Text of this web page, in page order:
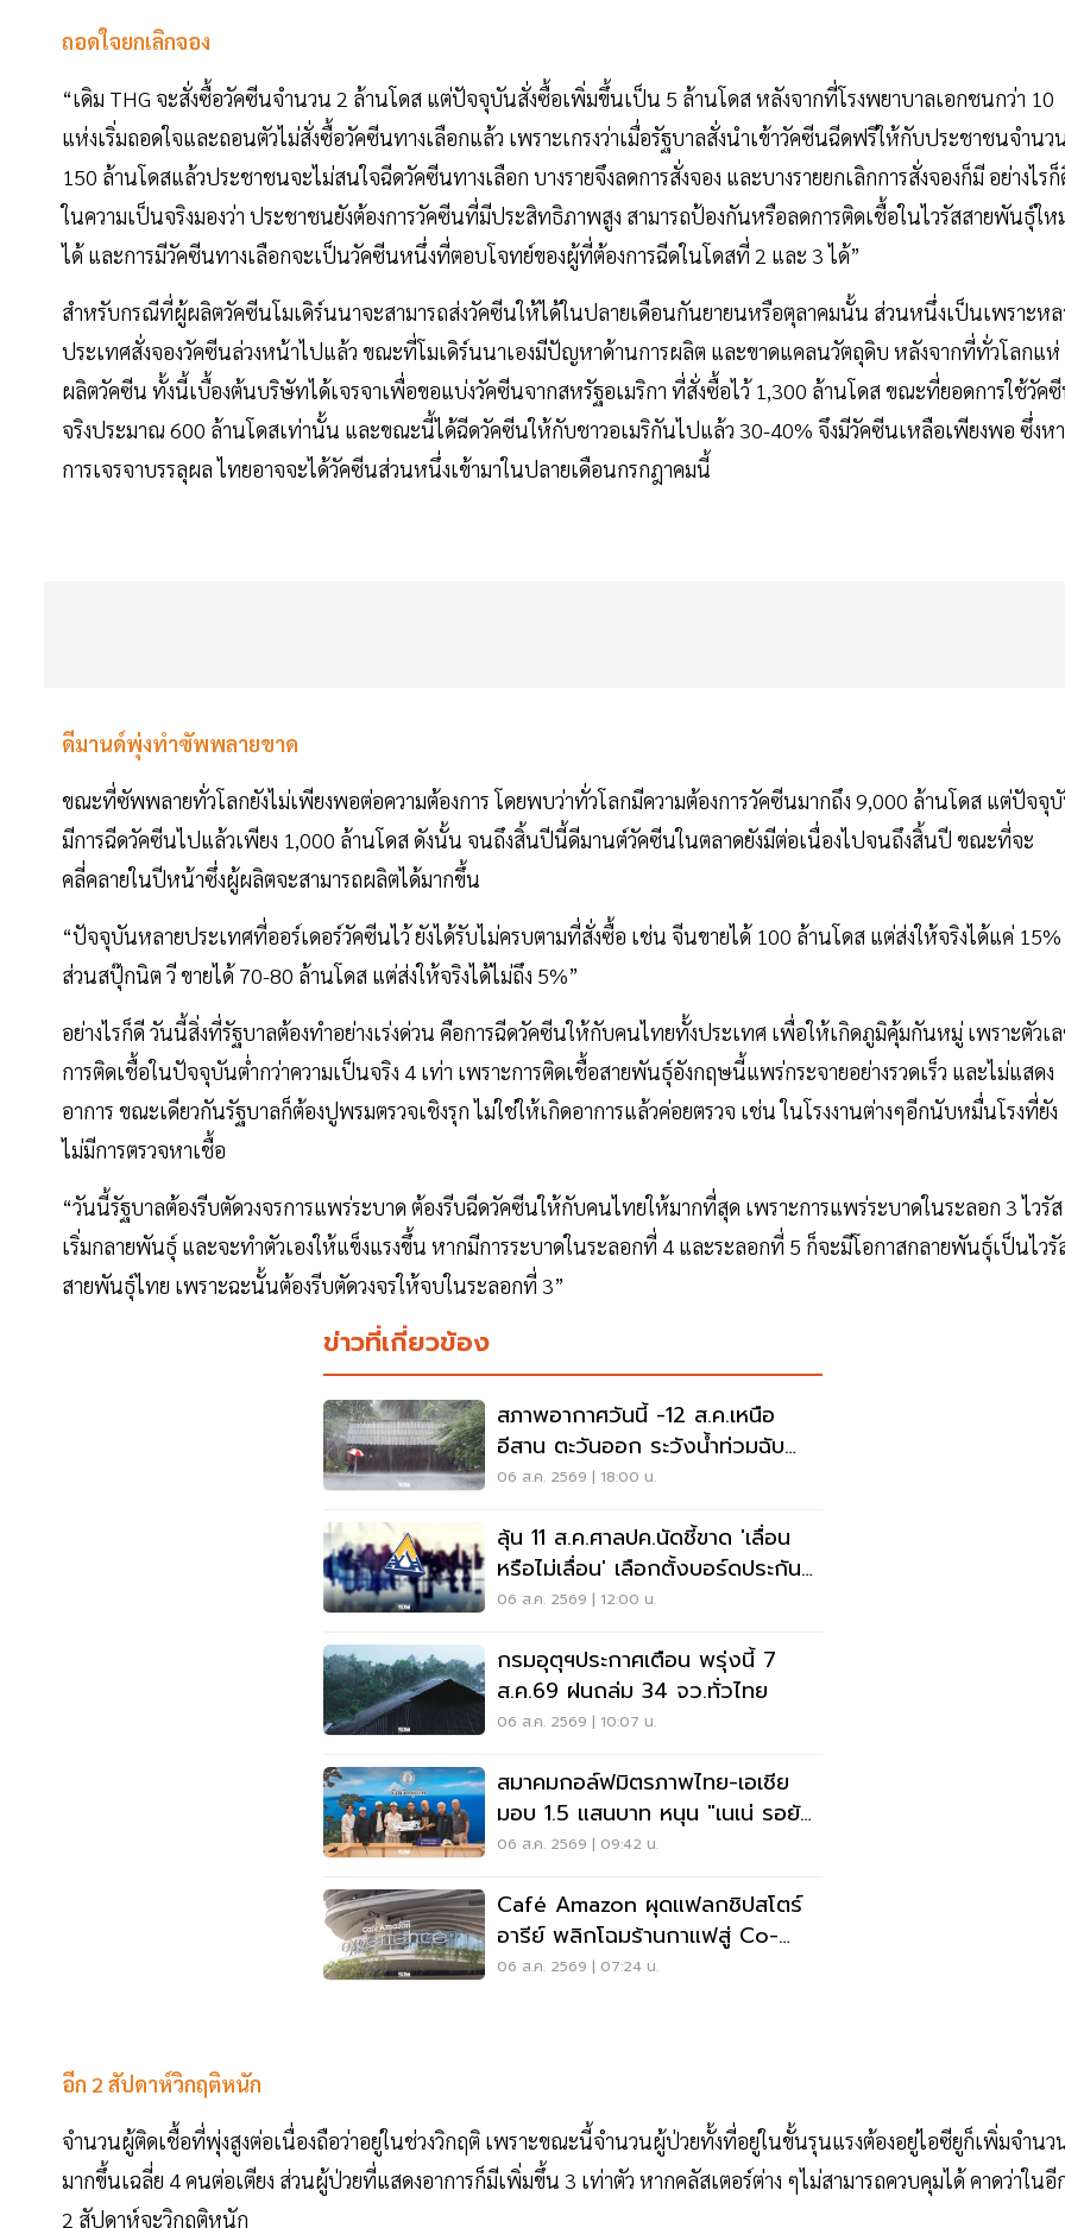
ถอดใจยกเลิกจอง
“เดิม THG จะสั่งซื้อวัคซีนจำนวน 2 ล้านโดส แต่ปัจจุบันสั่งซื้อเพิ่มขึ้นเป็น 5 ล้านโดส หลังจากที่โรงพยาบาลเอกชนกว่า 10
แห่งเริ่มถอดใจและถอนตัวไม่สั่งซื้อวัคซีนทางเลือกแล้ว เพราะเกรงว่าเมื่อรัฐบาลสั่งนำเข้าวัคซีนฉีดฟรีให้กับประชาชนจำนว
150 ล้านโดสแล้วประชาชนจะไม่สนใจฉีดวัคซีนทางเลือก บางรายจึงลดการสั่งจอง และบางรายยกเลิกการสั่งจองก็มี อย่างไร
ในความเป็นจริงมองว่า ประชาชนยังต้องการวัคซีนที่มีประสิทธิภาพสูง สามารถป้องกันหรือลดการติดเชื้อในไวรัสสายพันธุ์ให
ได้ และการมีวัคซีนทางเลือกจะเป็นวัคซีนหนึ่งที่ตอบโจทย์ของผู้ที่ต้องการฉีดในโดสที่ 2 และ 3 ได้”
สำหรับกรณีที่ผู้ผลิตวัคซีนโมเดิร์นนาจะสามารถส่งวัคซีนให้ได้ในปลายเดือนกันยายนหรือตุลาคมนั้น ส่วนหนึ่งเป็นเพราะหล
ประเทศสั่งจองวัคซีนล่วงหน้าไปแล้ว ขณะที่โมเดิร์นนาเองมีปัญหาด้านการผลิต และขาดแคลนวัตถุดิบ หลังจากที่ทั่วโลกแห่
ผลิตวัคซีน ทั้งนี้เบื้องต้นบริษัทได้เจรจาเพื่อขอแบ่งวัคซีนจากสหรัฐอเมริกา ที่สั่งซื้อไว้ 1,300 ล้านโดส ขณะที่ยอดการใช้วัค
จริงประมาณ 600 ล้านโดสเท่านั้น และขณะนี้ได้ฉีดวัคซีนให้กับชาวอเมริกันไปแล้ว 30-40% จึงมีวัคซีนเหลือเพียงพอ ซึ่งห
การเจรจาบรรลุผล ไทยอาจจะได้วัคซีนส่วนหนึ่งเข้ามาในปลายเดือนกรกฎาคมนี้
ดีมานด์พุ่งทำซัพพลายขาด
ขณะที่ซัพพลายทั่วโลกยังไม่เพียงพอต่อความต้องการ โดยพบว่าทั่วโลกมีความต้องการวัคซีนมากถึง 9,000 ล้านโดส แต่ปัจจุ
มีการฉีดวัคซีนไปแล้วเพียง 1,000 ล้านโดส ดังนั้น จนถึงสิ้นปีนี้ดีมานต์วัคซีนในตลาดยังมีต่อเนื่องไปจนถึงสิ้นปี ขณะที่จะ
คลี่คลายในปีหน้าซึ่งผู้ผลิตจะสามารถผลิตได้มากขึ้น
“ปัจจุบันหลายประเทศที่ออร์เดอร์วัคซีนไว้ ยังได้รับไม่ครบตามที่สั่งซื้อ เช่น จีนขายได้ 100 ล้านโดส แต่ส่งให้จริงได้แค่ 15%
ส่วนสปุ๊กนิต วี ขายได้ 70-80 ล้านโดส แต่ส่งให้จริงได้ไม่ถึง 5%”
อย่างไรก็ดี วันนี้สิ่งที่รัฐบาลต้องทำอย่างเร่งด่วน คือการฉีดวัคซีนให้กับคนไทยทั้งประเทศ เพื่อให้เกิดภูมิคุ้มกันหมู่ เพราะตัวเ
การติดเชื้อในปัจจุบันต่ำกว่าความเป็นจริง 4 เท่า เพราะการติดเชื้อสายพันธุ์อังกฤษนี้แพร่กระจายอย่างรวดเร็ว และไม่แสดง
อาการ ขณะเดียวกันรัฐบาลก็ต้องปูพรมตรวจเชิงรุก ไม่ใช่ให้เกิดอาการแล้วค่อยตรวจ เช่น ในโรงงานต่างๆอีกนับหมื่นโรงที่ยัง
ไม่มีการตรวจหาเชื้อ
“วันนี้รัฐบาลต้องรีบตัดวงจรการแพร่ระบาด ต้องรีบฉีดวัคซีนให้กับคนไทยให้มากที่สุด เพราะการแพร่ระบาดในระลอก 3 ไวรัส
เริ่มกลายพันธุ์ และจะทำตัวเองให้แข็งแรงขึ้น หากมีการระบาดในระลอกที่ 4 และระลอกที่ 5 ก็จะมีโอกาสกลายพันธุ์เป็นไวรั
สายพันธุ์ไทย เพราะฉะนั้นต้องรีบตัดวงจรให้จบในระลอกที่ 3”
ข่าวที่เกี่ยวข้อง
สภาพอากาศวันนี้ -12 ส.ค.เหนือ
อีสาน ตะวันออก ระวังน้ำท่วมฉับ
พลัน น้ำป่าไหลหลาก
06 ส.ค. 2569 | 18:00 น.
ลุ้น 11 ส.ค.ศาลปค.นัดชี้ขาด 'เลื่อน
หรือไม่เลื่อน' เลือกตั้งบอร์ดประกัน
สังคม
06 ส.ค. 2569 | 12:00 น.
กรมอุตุฯประกาศเตือน พรุ่งนี้ 7
ส.ค.69 ฝนถล่ม 34 จว.ทั่วไทย
06 ส.ค. 2569 | 10:07 น.
สมาคมกอล์ฟมิตรภาพไทย-เอเชีย
มอบ 1.5 แสนบาท หนุน "เนเน่ รอยัล"
ลุยเวทีที่สหรัฐ
06 ส.ค. 2569 | 09:42 น.
Café Amazon ผุดแฟลกชิปสโตร์
อารีย์ พลิกโฉมร้านกาแฟสู่ Co-
Working Space ครบวงจร
06 ส.ค. 2569 | 07:24 น.
อีก 2 สัปดาห์วิกฤติหนัก
จำนวนผู้ติดเชื้อที่พุ่งสูงต่อเนื่องถือว่าอยู่ในช่วงวิกฤติ เพราะขณะนี้จำนวนผู้ป่วยทั้งที่อยู่ในขั้นรุนแรงต้องอยู่ไอซียูก็เพิ่มจำนว
มากขึ้นเฉลี่ย 4 คนต่อเตียง ส่วนผู้ป่วยที่แสดงอาการก็มีเพิ่มขึ้น 3 เท่าตัว หากคลัสเตอร์ต่าง ๆไม่สามารถควบคุมได้ คาดว่าในอี
2 สัปดาห์จะวิกฤติหนัก